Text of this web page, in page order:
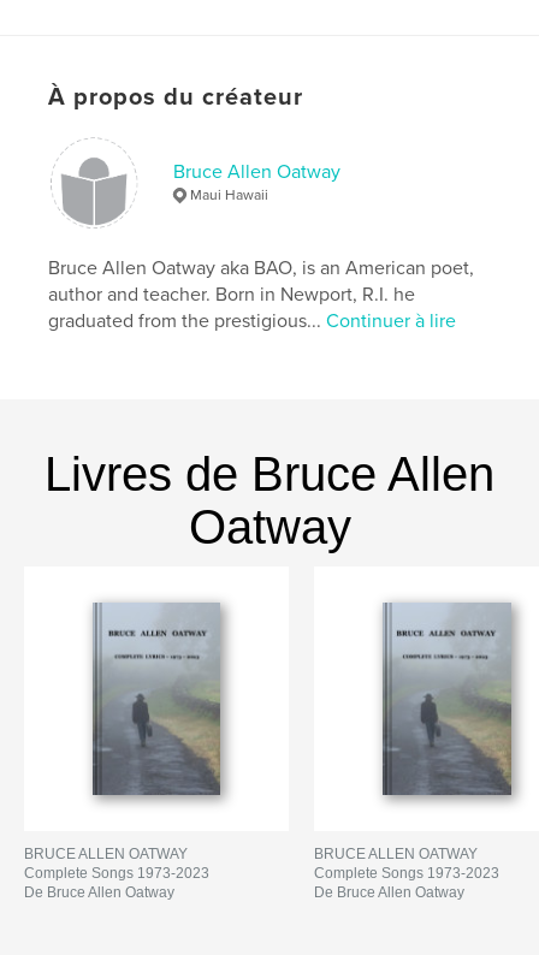
ISBN
Couverture rigide imprimée: 9781006465208
Couverture souple: 9781006465192
Couverture rigide, jaquette: 9781006465215
Date de publication:
LangueEnglish
Mots-clés
Inspirational , Maui , California , Malibu
À propos du créateur
Bruce Allen Oatway
Maui Hawaii
Bruce Allen Oatway aka BAO, is an American poet,
author and teacher. Born in Newport, R.I. he
graduated from the prestigious...Continuer à lire
Livres de Bruce Allen
Oatway
BRUCE ALLEN OATWAY
Complete Songs 1973-2023
De Bruce Allen Oatway
BRUCE ALLEN OATWAY
Complete Songs 1973-2023
De Bruce Allen Oatway